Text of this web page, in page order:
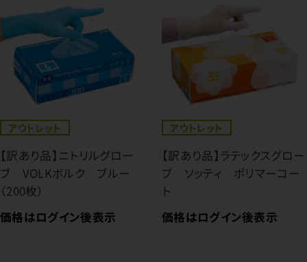
アウトレット
【訳あり品】ニトリルグロー
ブ VOLKボルク ブルー
（200枚）
価格はログイン後表示
アウトレット
【訳あり品】ラテックスグロー
ブ ソッティ ポリマーコー
ト
価格はログイン後表示